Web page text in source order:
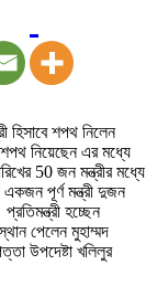
হিসাবে শপথ নিলেন
নিয়েছেন এর মধ্যে
50 জন মন্ত্রীর মধ্যে
একজন পূর্ণ মন্ত্রী দুজন
হচ্ছেন
পেলেন মুহাম্মদ
উপদেষ্টা খলিলুর